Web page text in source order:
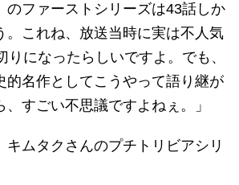
のファーストシリーズは43話しか
。これね、放送当時に実は不人気
りになったらしいですよ。でも、
的名作としてこうやって語り継が
すごい不思議ですよねぇ。」
キムタクさんのプチトリビアシリ